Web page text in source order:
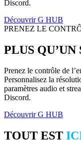
Discord.
Découvrir G HUB
PRENEZ LE
PLUS
Prenez le contrôle de
Personnalisez la
paramètres audio et
Discord.
Découvrir G HUB
TOUT EST